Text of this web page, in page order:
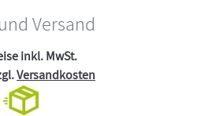
Versand
inkl. MwSt.
Versandkosten